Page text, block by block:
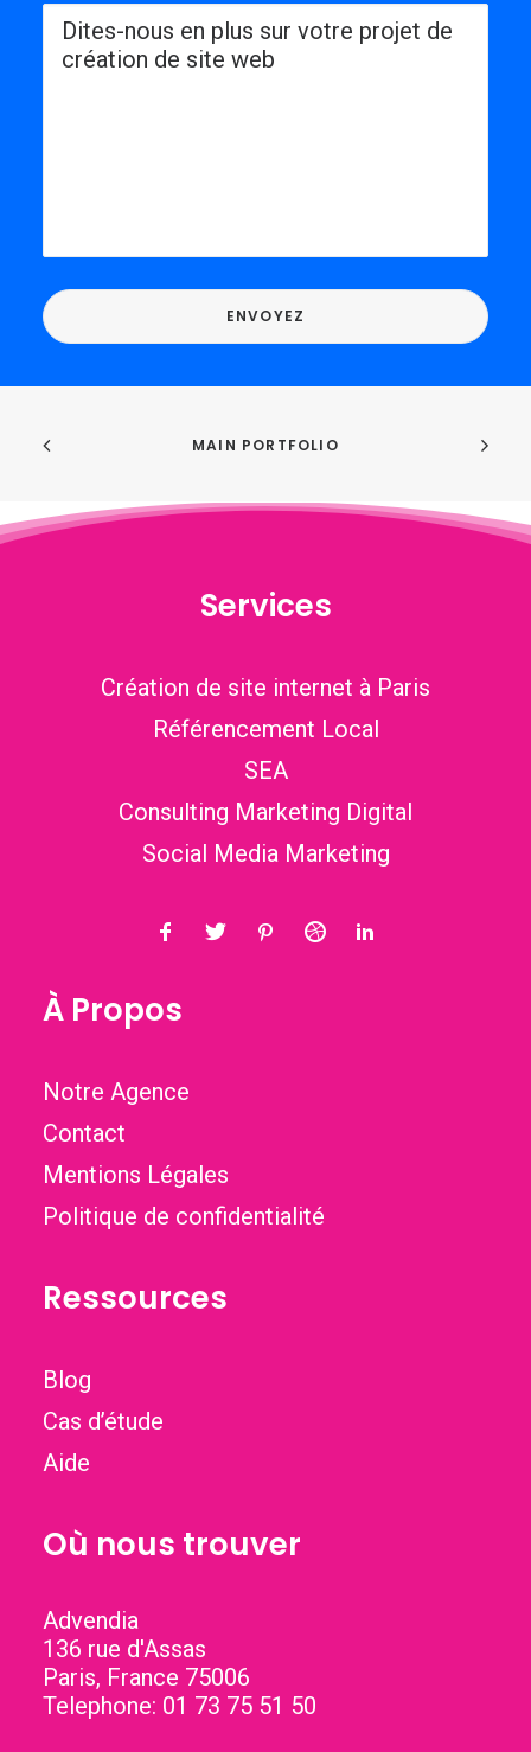
MAIN PORTFOLIO
Services
Création de site internet à Paris
Référencement Local
SEA
Consulting Marketing Digital
Social Media Marketing
À Propos
Notre Agence
Contact
Mentions Légales
Politique de confidentialité
Ressources
Blog
Cas d’étude
Aide
Où nous trouver
Advendia
136 rue d'Assas
Paris, France 75006
Telephone: 01 73 75 51 50